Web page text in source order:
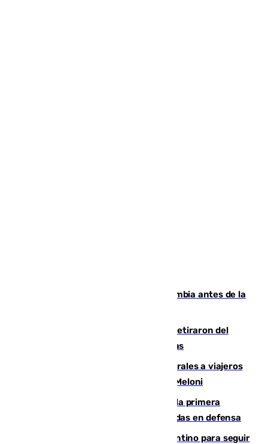
Felipe VI refuerza los lazos con Colombia antes de la
Fernando Calero y Carlos Dotor se retiraron del
encuentro contra el Ceuta con molestias
España restablece controles temporales a viajeros
procedentes de Italia como repuesta a Meloni
El Málaga cae ante el Ceuta y suma la primera
derrota de la pretemporada dejando dudas en defensa
Marruecos, la principal baza de Infantino para seguir